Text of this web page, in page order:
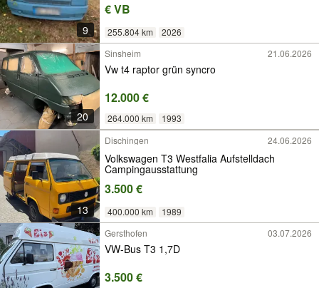
9
€ VB
255.804 km 2026
20
Sinsheim 21.06.2026
Vw t4 raptor grün syncro
12.000 €
264.000 km 1993
13
Dischingen 24.06.2026
Volkswagen T3 Westfalia Aufstelldach
Campingausstattung
3.500 €
400.000 km 1989
Gersthofen 03.07.2026
VW-Bus T3 1,7D
3.500 €